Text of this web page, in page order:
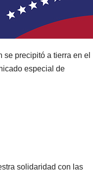
precipitó a tierra en el
especial de
solidaridad con las